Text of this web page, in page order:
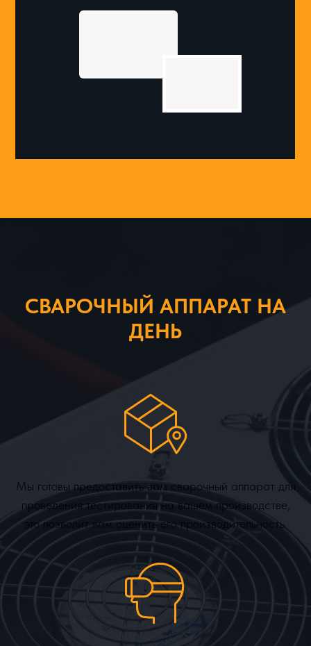
СВАРОЧНЫЙ АППАРАТ НА
ДЕНЬ
Мы готовы предоставить вам сварочный аппарат для
проведения тестирования на вашем производстве,
это позволит вам оценить его производительность.